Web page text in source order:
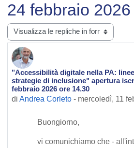
24 febbraio
Modalità visualizzazione
"Accessibilità digitale nella PA:
strategie di inclusione" apertura
febbraio 2026 ore 14.30
di Andrea Corleto - mercoledì, 11
Numero di risposte: 0
Buongiorno,
vi comunichiamo che -